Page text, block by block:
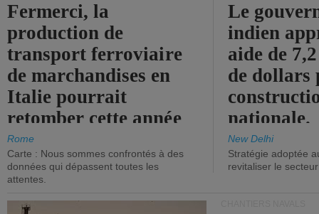
Fermerci, la
production de
transport ferroviaire
de marchandises en
Italie pourrait
retomber cette année
aux niveaux de 2015.
Rome
Carte : Nous sommes confrontés à des
données qui dépassent toutes les
attentes.
Le
indien
aide de
de dollars
nationale.
New Delhi
Stratégie adoptée
revitaliser le secteur